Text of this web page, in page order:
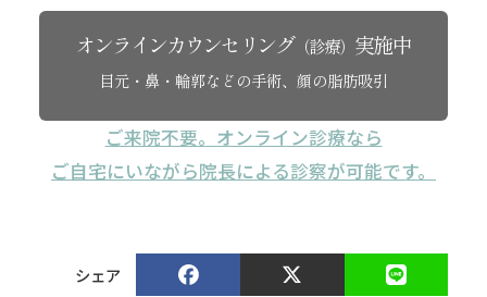
オンラインカウンセリング（診療） 実施中
目元・鼻・輪郭などの手術、顔の脂肪吸引
ご来院不要。オンライン診療なら
ご自宅にいながら院長による診察が可能です。
シェア